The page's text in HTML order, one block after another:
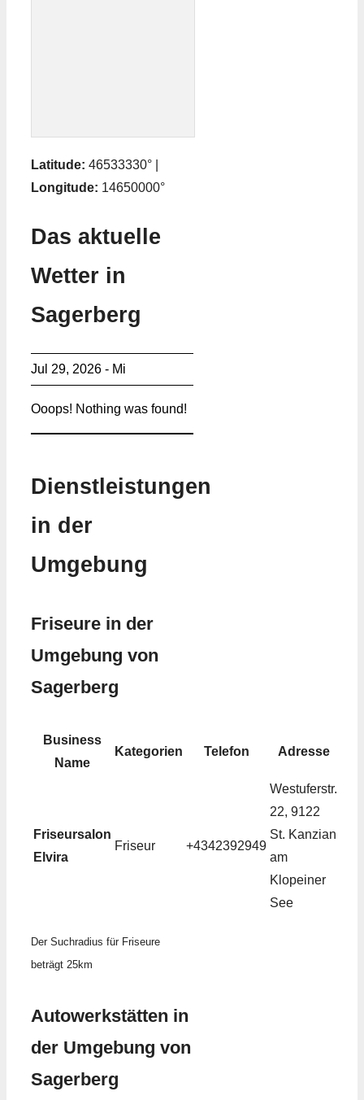
Latitude: 46533330° |
Longitude: 14650000°
Das aktuelle
Wetter in
Sagerberg
Jul 29, 2026 - Mi
Ooops! Nothing was found!
Dienstleistungen
in der
Umgebung
Friseure in der
Umgebung von
Sagerberg
Business
Name
Kategorien Telefon Adresse
Friseursalon
Elvira
Friseur +4342392949
Westuferstr.
22, 9122
St. Kanzian
am
Klopeiner
See
Der Suchradius für Friseure
beträgt 25km
Autowerkstätten in
der Umgebung von
Sagerberg